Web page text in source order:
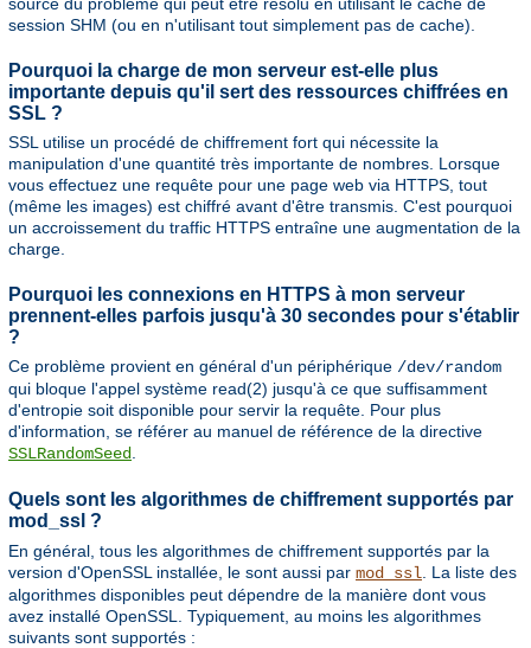
session SHM (ou en n'utilisant tout simplement pas de cache).
Pourquoi la charge de mon serveur est-elle plus
importante depuis qu'il sert des ressources chiffrées en
SSL ?
SSL utilise un procédé de chiffrement fort qui nécessite la
manipulation d'une quantité très importante de nombres. Lorsque
vous effectuez une requête pour une page web via HTTPS, tout
(même les images) est chiffré avant d'être transmis. C'est pourquoi
un accroissement du traffic HTTPS entraîne une augmentation de la
charge.
Pourquoi les connexions en HTTPS à mon serveur
prennent-elles parfois jusqu'à 30 secondes pour s'établir
?
Ce problème provient en général d'un périphérique /dev/random
qui bloque l'appel système read(2) jusqu'à ce que suffisamment
d'entropie soit disponible pour servir la requête. Pour plus
d'information, se référer au manuel de référence de la directive
SSLRandomSeed.
Quels sont les algorithmes de chiffrement supportés par
mod_ssl ?
En général, tous les algorithmes de chiffrement supportés par la
version d'OpenSSL installée, le sont aussi par mod_ssl . La liste des
algorithmes disponibles peut dépendre de la manière dont vous
avez installé OpenSSL. Typiquement, au moins les algorithmes
suivants sont supportés :